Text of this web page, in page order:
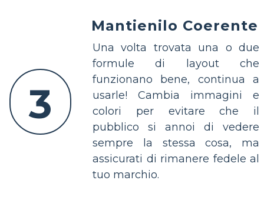
3
Mantienilo Coerente
Una volta trovata una o due
formule di layout che
funzionano bene, continua a
usarle! Cambia immagini e
colori per evitare che il
pubblico si annoi di vedere
sempre la stessa cosa, ma
assicurati di rimanere fedele al
tuo marchio.